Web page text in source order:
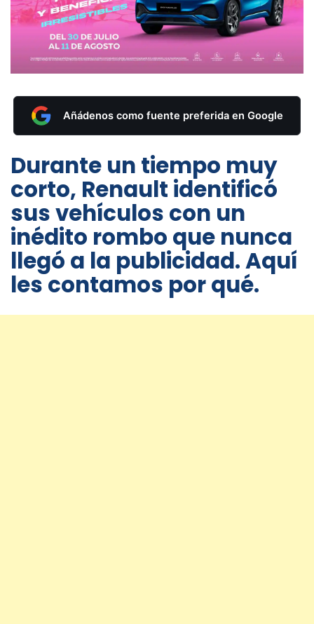
Añádenos como fuente preferida en Google
Durante un tiempo muy
corto, Renault identificó
sus vehículos con un
inédito rombo que nunca
llegó a la publicidad. Aquí
les contamos por qué.